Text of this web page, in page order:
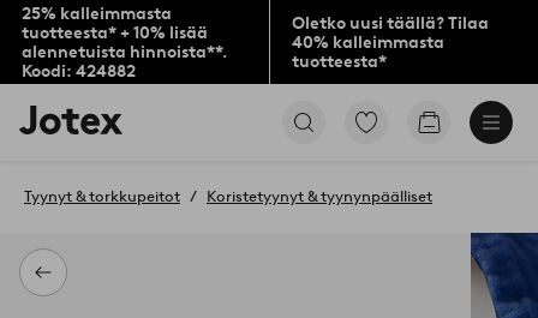
25% kalleimmasta
tuotteesta* + 10% lisää
alennetuista hinnoista**.
Koodi: 424882
Oletko uusi täällä? Tilaa
40% kalleimmasta
tuotteesta*
Jotex-
logo
aloitussivulle
Siirry
Siirry
Takaisin
Tyynyt & torkkupeitot Koristetyynyt & tyynynpäälliset